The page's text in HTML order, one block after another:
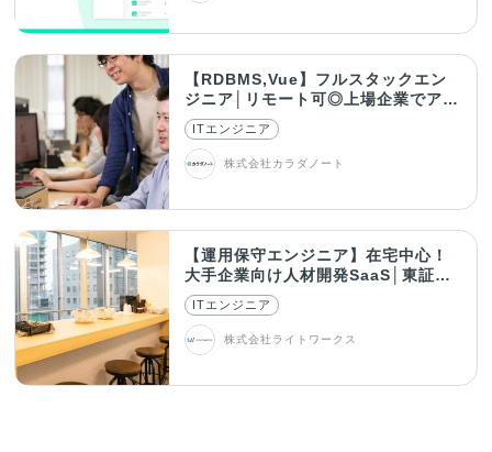
【RDBMS,Vue】フルスタックエン
ジニア│リモート可◎上場企業でアプ
リ開発
ITエンジニア
株式会社カラダノート
【運用保守エンジニア】在宅中心！
大手企業向け人材開発SaaS│東証グ
ロース上場
ITエンジニア
株式会社ライトワークス